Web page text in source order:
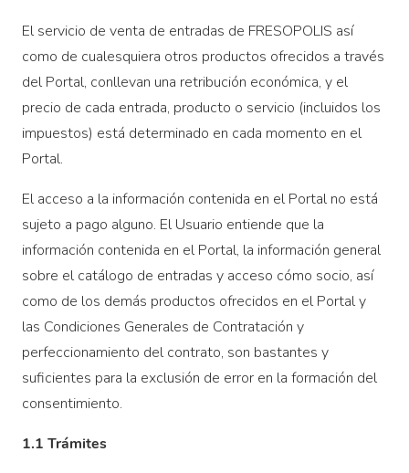
El servicio de venta de entradas de FRESOPOLIS así
como de cualesquiera otros productos ofrecidos a través
del Portal, conllevan una retribución económica, y el
precio de cada entrada, producto o servicio (incluidos los
impuestos) está determinado en cada momento en el
Portal.
El acceso a la información contenida en el Portal no está
sujeto a pago alguno. El Usuario entiende que la
información contenida en el Portal, la información general
sobre el catálogo de entradas y acceso cómo socio, así
como de los demás productos ofrecidos en el Portal y
las Condiciones Generales de Contratación y
perfeccionamiento del contrato, son bastantes y
suficientes para la exclusión de error en la formación del
consentimiento.
1.1 Trámites